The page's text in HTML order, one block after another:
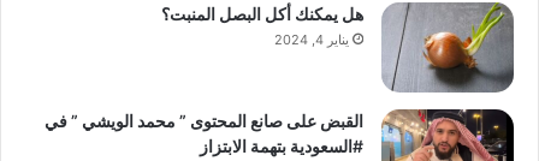
هل يمكنك أكل البصل المنبت؟
يناير 4, 2024
القبض على صانع المحتوى ” محمد الويشي ” في
#السعودية بتهمة الابتزاز